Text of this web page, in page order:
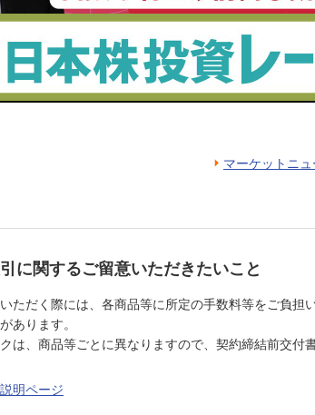
マーケットニ
に関するご留意いただきたいこと
ただく際には、各商品等に所定の手数料等をご負
あります。
は、商品等ごとに異なりますので、契約締結前交付
明ページ